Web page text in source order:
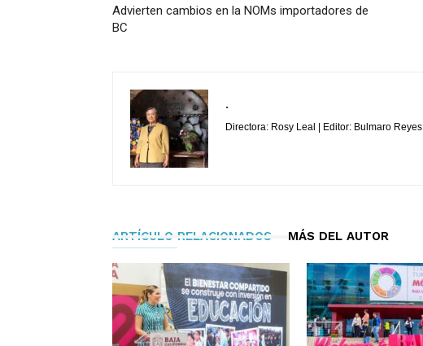
Advierten cambios en la NOMs importadores de
BC
.
Directora: Rosy Leal | Editor: Bulmaro Reyes
ARTÍCULO RELACIONADOS MÁS DEL AUTOR